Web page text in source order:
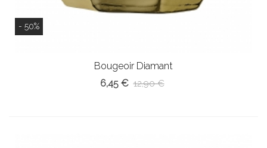
- 50%
Bougeoir Diamant
6,45 € 12,90 €